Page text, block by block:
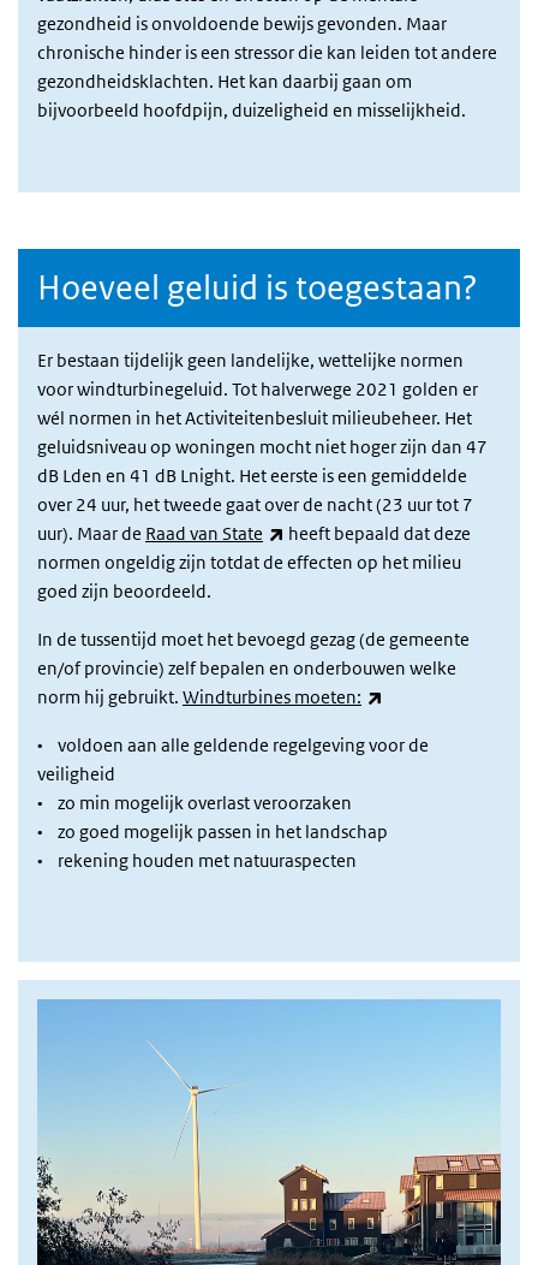
gezondheid is onvoldoende bewijs gevonden. Maar
chronische hinder is een stressor die kan leiden tot andere
gezondheidsklachten. Het kan daarbij gaan om
bijvoorbeeld hoofdpijn, duizeligheid en misselijkheid.
Hoeveel geluid is toegestaan?
Er bestaan tijdelijk geen landelijke, wettelijke normen
voor windturbinegeluid. Tot halverwege 2021 golden er
wél normen in het Activiteitenbesluit milieubeheer. Het
geluidsniveau op woningen mocht niet hoger zijn dan 47
dB Lden en 41 dB Lnight. Het eerste is een gemiddelde
over 24 uur, het tweede gaat over de nacht (23 uur tot 7
uur). Maar de Raad van State (externe link)
heeft bepaald dat deze
normen ongeldig zijn totdat de effecten op het milieu
goed zijn beoordeeld.
In de tussentijd moet het bevoegd gezag (de gemeente
en/of provincie) zelf bepalen en onderbouwen welke
norm hij gebruikt. Windturbines moeten:
• voldoen aan alle geldende regelgeving voor de
veiligheid
• zo min mogelijk overlast veroorzaken
• zo goed mogelijk passen in het landschap
• rekening houden met natuuraspecten